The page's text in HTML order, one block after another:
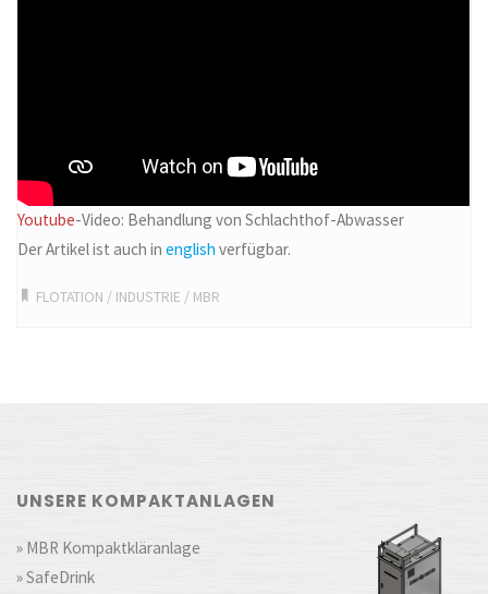
Youtube-Video: Behandlung von Schlachthof-Abwasser
Der Artikel ist auch inenglish verfügbar.
FLOTATION / INDUSTRIE / MBR
UNSERE KOMPAKTANLAGEN
» MBR Kompaktkläranlage
» SafeDrink